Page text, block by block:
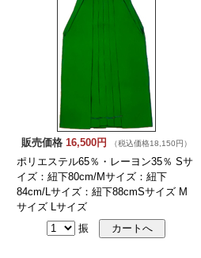
販売価格16,500円 （税込価格18,150円）
ポリエステル65％・レーヨン35％ Sサ
イズ：紐下80cm/Mサイズ：紐下
84cm/Lサイズ：紐下88cmSサイズ M
サイズ Lサイズ
振